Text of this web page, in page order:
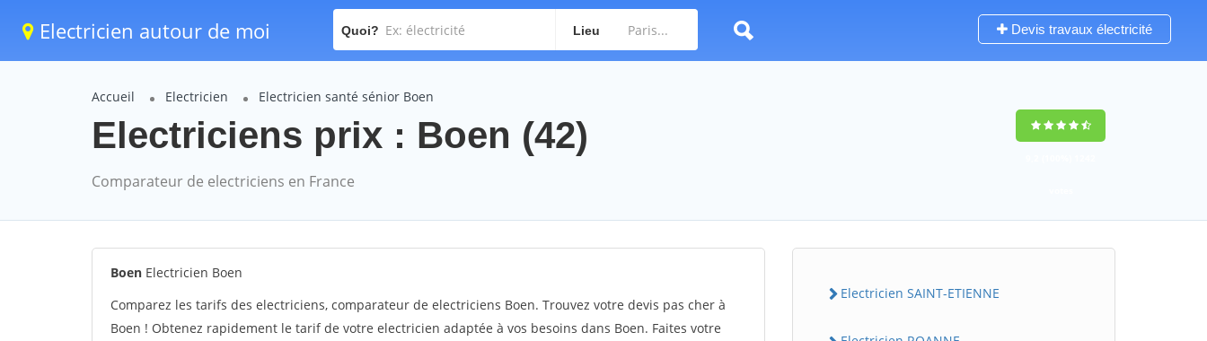
Electricien autour de moi Quoi? Lieu Devis travaux électricité
Accueil Electricien Electricien santé sénior Boen
Electriciens prix : Boen (42)
Comparateur de electriciens en France
Boen Electricien Boen
Comparez les tarifs des electriciens, comparateur de electriciens Boen. Trouvez votre devis pas cher à
Boen ! Obtenez rapidement le tarif de votre electricien adaptée à vos besoins dans Boen. Faites votre
Electricien SAINT-ETIENNE